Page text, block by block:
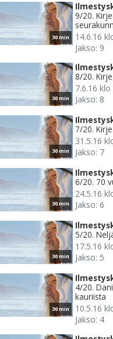
30 min
9/20.
14.6.16
Jakso: 9
30 min
8/20.
7.6.16 klo
Jakso: 8
30 min
7/20.
31.5.16
Jakso: 7
30 min
6/20. 70
24.5.16
Jakso: 6
30 min
5/20.
17.5.16
Jakso: 5
30 min
4/20.
kauriista
10.5.16
Jakso: 4